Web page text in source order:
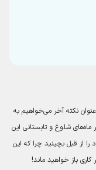
نکته آخر می‌خواهیم به
شلوغ و تابستانی این
از قبل بچینید چرا که این
باز خواهید ماند!